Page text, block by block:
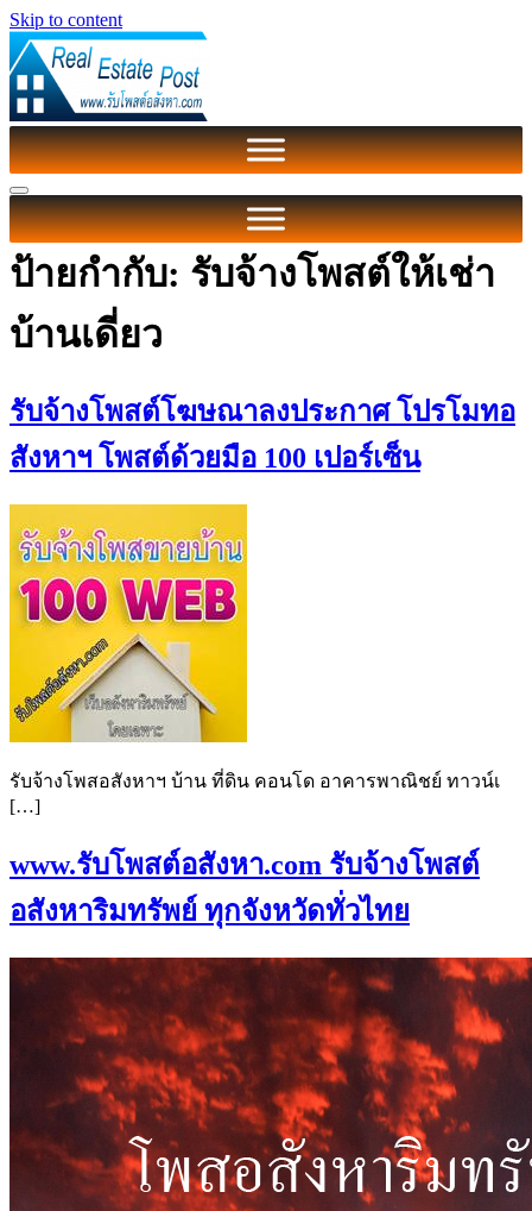
Skip to content
ป้ายกำกับ: รับจ้างโพสต์ให้เช่า
บ้านเดี่ยว
รับจ้างโพสต์โฆษณาลงประกาศ โปรโมทอ
สังหาฯ โพสต์ด้วยมือ 100 เปอร์เซ็น
รับจ้างโพสอสังหาฯ บ้าน ที่ดิน คอนโด อาคารพาณิชย์ ทาวน์เ
[…]
www.รับโพสต์อสังหา.com รับจ้างโพสต์
อสังหาริมทรัพย์ ทุกจังหวัดทั่วไทย